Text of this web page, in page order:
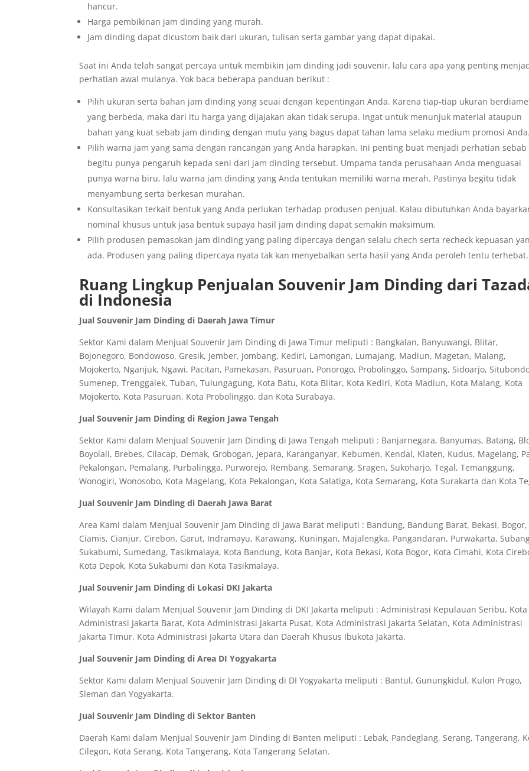
hancur.
Harga pembikinan jam dinding yang murah.
Jam dinding dapat dicustom baik dari ukuran, tulisan serta gambar yang dapat dipakai.
Saat ini Anda telah sangat percaya untuk membikin jam dinding jadi souvenir, lalu cara apa yang penting
perhatian awal mulanya. Yok baca beberapa panduan berikut :
Pilih ukuran serta bahan jam dinding yang seuai dengan kepentingan Anda. Karena tiap-tiap ukuran
yang berbeda, maka dari itu harga yang dijajakan akan tidak serupa. Ingat untuk menunjuk material ataupun
bahan yang kuat sebab jam dinding dengan mutu yang bagus dapat tahan lama selaku medium promosi Anda.
Pilih warna jam yang sama dengan rancangan yang Anda harapkan. Ini penting buat menjadi perhatian sebab
begitu punya pengaruh kepada seni dari jam dinding tersebut. Umpama tanda perusahaan Anda menguasai
punya warna biru, lalu warna jam dinding yang Anda tentukan memiliki warna merah. Pastinya begitu tidak
menyambung serta berkesan murahan.
Konsultasikan terkait bentuk yang Anda perlukan terhadap produsen penjual. Kalau dibutuhkan Anda
nominal khusus untuk jasa bentuk supaya hasil jam dinding dapat semakin maksimum.
Pilih produsen pemasokan jam dinding yang paling dipercaya dengan selalu chech serta recheck kepuasan
ada. Produsen yang paling dipercaya nyata tak kan menyebalkan serta hasil yang Anda peroleh tentu terhebat.
Ruang Lingkup Penjualan Souvenir Jam Dinding dari
di Indonesia
Jual Souvenir Jam Dinding di Daerah Jawa Timur
Sektor Kami dalam Menjual Souvenir Jam Dinding di Jawa Timur meliputi : Bangkalan, Banyuwangi, Blitar,
Bojonegoro, Bondowoso, Gresik, Jember, Jombang, Kediri, Lamongan, Lumajang, Madiun, Magetan, Malang,
Mojokerto, Nganjuk, Ngawi, Pacitan, Pamekasan, Pasuruan, Ponorogo, Probolinggo, Sampang, Sidoarjo,
Sumenep, Trenggalek, Tuban, Tulungagung, Kota Batu, Kota Blitar, Kota Kediri, Kota Madiun, Kota Malang, Kota
Mojokerto, Kota Pasuruan, Kota Probolinggo, dan Kota Surabaya.
Jual Souvenir Jam Dinding di Region Jawa Tengah
Sektor Kami dalam Menjual Souvenir Jam Dinding di Jawa Tengah meliputi : Banjarnegara, Banyumas, Batang,
Boyolali, Brebes, Cilacap, Demak, Grobogan, Jepara, Karanganyar, Kebumen, Kendal, Klaten, Kudus, Magelang,
Pekalongan, Pemalang, Purbalingga, Purworejo, Rembang, Semarang, Sragen, Sukoharjo, Tegal, Temanggung,
Wonogiri, Wonosobo, Kota Magelang, Kota Pekalongan, Kota Salatiga, Kota Semarang, Kota Surakarta dan Kota
Jual Souvenir Jam Dinding di Daerah Jawa Barat
Area Kami dalam Menjual Souvenir Jam Dinding di Jawa Barat meliputi : Bandung, Bandung Barat, Bekasi, Bogor,
Ciamis, Cianjur, Cirebon, Garut, Indramayu, Karawang, Kuningan, Majalengka, Pangandaran, Purwakarta,
Sukabumi, Sumedang, Tasikmalaya, Kota Bandung, Kota Banjar, Kota Bekasi, Kota Bogor, Kota Cimahi, Kota
Kota Depok, Kota Sukabumi dan Kota Tasikmalaya.
Jual Souvenir Jam Dinding di Lokasi DKI Jakarta
Wilayah Kami dalam Menjual Souvenir Jam Dinding di DKI Jakarta meliputi : Administrasi Kepulauan Seribu, Kota
Administrasi Jakarta Barat, Kota Administrasi Jakarta Pusat, Kota Administrasi Jakarta Selatan, Kota Administrasi
Jakarta Timur, Kota Administrasi Jakarta Utara dan Daerah Khusus Ibukota Jakarta.
Jual Souvenir Jam Dinding di Area DI Yogyakarta
Sektor Kami dalam Menjual Souvenir Jam Dinding di DI Yogyakarta meliputi : Bantul, Gunungkidul, Kulon Progo,
Sleman dan Yogyakarta.
Jual Souvenir Jam Dinding di Sektor Banten
Daerah Kami dalam Menjual Souvenir Jam Dinding di Banten meliputi : Lebak, Pandeglang, Serang, Tangerang,
Cilegon, Kota Serang, Kota Tangerang, Kota Tangerang Selatan.